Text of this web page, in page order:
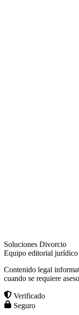
Soluciones Divorcio
Equipo editorial jurídico
Contenido legal
cuando se requiere
Verificado
Seguro